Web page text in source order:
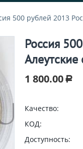
500 рублей 2013
Россия
Алеутские
1 800.00 Р
Качество:
КОД:
Доступность: